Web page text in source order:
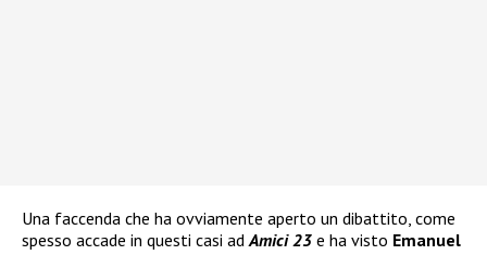
Una faccenda che ha ovviamente aperto un dibattito, come
spesso accade in questi casi adAmici 23 e ha visto Emanuel